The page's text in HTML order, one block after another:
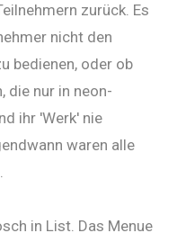
zurück. Es
nicht den
bedienen, oder ob
die nur in neon-
ihr 'Werk' nie
waren alle
in List. Das Menue